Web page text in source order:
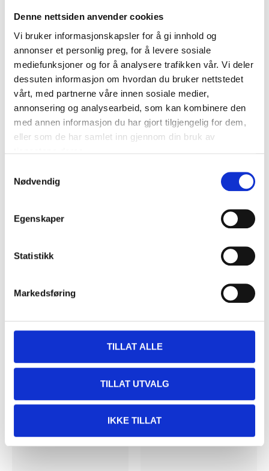
Denne nettsiden anvender cookies
Vi bruker informasjonskapsler for å gi innhold og
annonser et personlig preg, for å levere sosiale
mediefunksjoner og for å analysere trafikken vår. Vi deler
dessuten informasjon om hvordan du bruker nettstedet
vårt, med partnerne våre innen sosiale medier,
annonsering og analysearbeid, som kan kombinere den
med annen informasjon du har gjort tilgjengelig for dem,
eller som de har samlet inn gjennom din bruk av
Nødvendig
Egenskaper
Statistikk
Markedsføring
TILLAT ALLE
TILLAT UTVALG
IKKE TILLAT
25-0686
In stock in 56store
25-0684
In stock in59store
Flagpole, 25 x 750 mm